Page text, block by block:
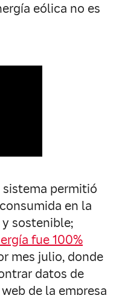
eólica no es
sistema permitió
en la
sostenible;
fue 100%
mes julio, donde
datos de
de la empresa